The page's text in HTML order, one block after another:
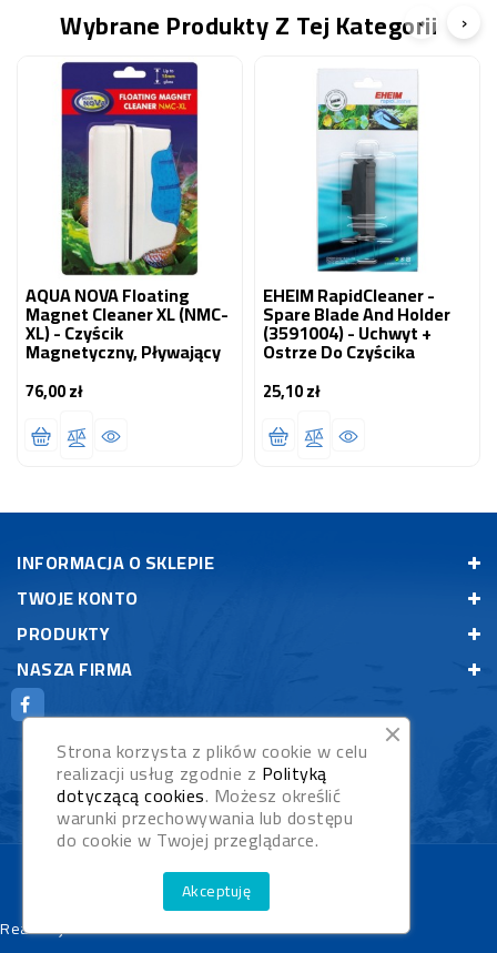
Wybrane Produkty Z Tej Kategorii
AQUA NOVA Floating
Magnet Cleaner XL (NMC-
XL) - Czyścik
Magnetyczny, Pływający
76,00 złCena
EHEIM RapidCleaner -
Spare Blade And Holder
(3591004) - Uchwyt +
Ostrze Do Czyścika
25,10 złCena
‹ ›
INFORMACJA O SKLEPIE
TWOJE KONTO
PRODUKTY
NASZA FIRMA
© 2026 - Rybypyszczaki.pl
Realizacja:WebStudioNet
Strona korzysta z plików cookie w celu
realizacji usług zgodnie z Polityką
dotyczącą cookies. Możesz określić
warunki przechowywania lub dostępu
do cookie w Twojej przeglądarce.
Akceptuję